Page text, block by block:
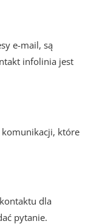
e-mail, są
infolinia jest
komunikacji, które
dla
pytanie.